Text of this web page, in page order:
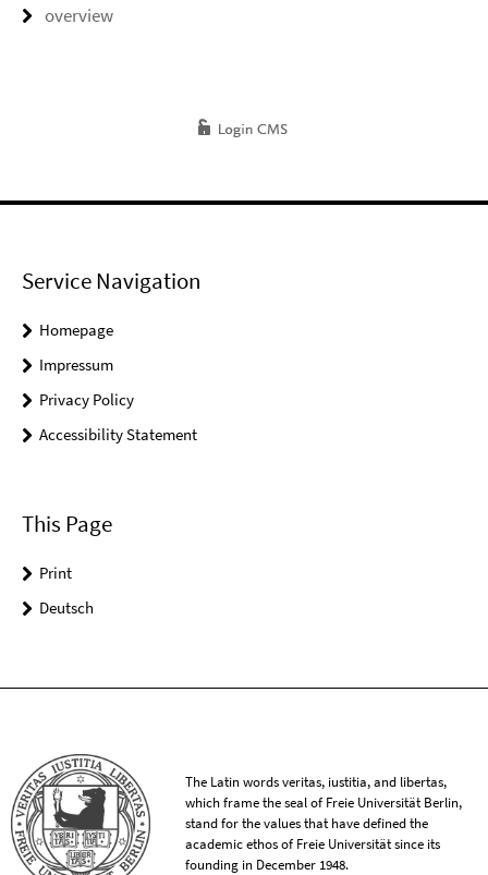
overview
Service Navigation
Homepage
Impressum
Privacy Policy
Accessibility Statement
This Page
Print
Deutsch
The Latin words veritas, iustitia, and libertas,
which frame the seal of Freie Universität Berlin,
stand for the values that have defined the
academic ethos of Freie Universität since its
founding in December 1948.